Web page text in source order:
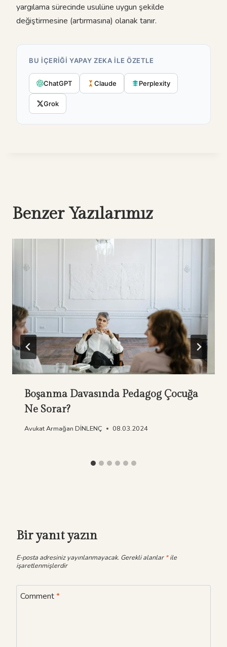
yargılama sürecinde usulüne uygun şekilde
değiştirmesine (artırmasına) olanak tanır.
BU IÇERIĞI YAPAY ZEKA ILE ÖZETLE
ChatGPT Claude Perplexity
Grok
Benzer Yazılarımız
Boşanma Davasında Pedagog Çocuğa
Ne Sorar?
Avukat Armağan DİNLENÇ 08.03.2024
Bir yanıt yazın
E-posta adresiniz yayınlanmayacak. Gerekli alanlar *ile
işaretlenmişlerdir
Comment*